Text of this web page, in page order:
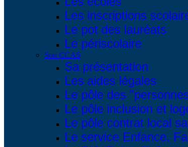
Les inscriptions
Le pot des lauréats
Le périscolaire
Son CCAS
Sa présentation
Les aides légales
Le pôle des
Le pôle inclusion et
Le pôle contrat local
Le service Enfance,